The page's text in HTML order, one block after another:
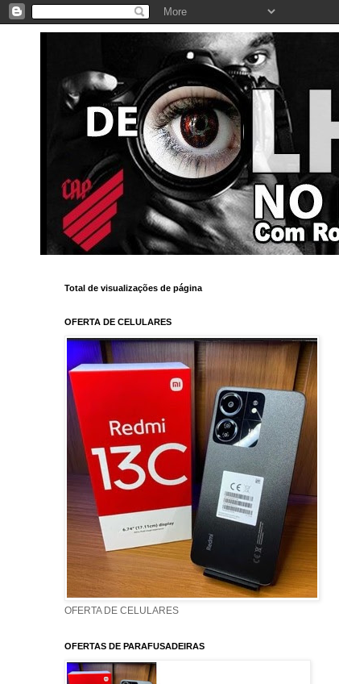
Total de visualizações de página
OFERTA DE CELULARES
OFERTA DE CELULARES
OFERTAS DE PARAFUSADEIRAS